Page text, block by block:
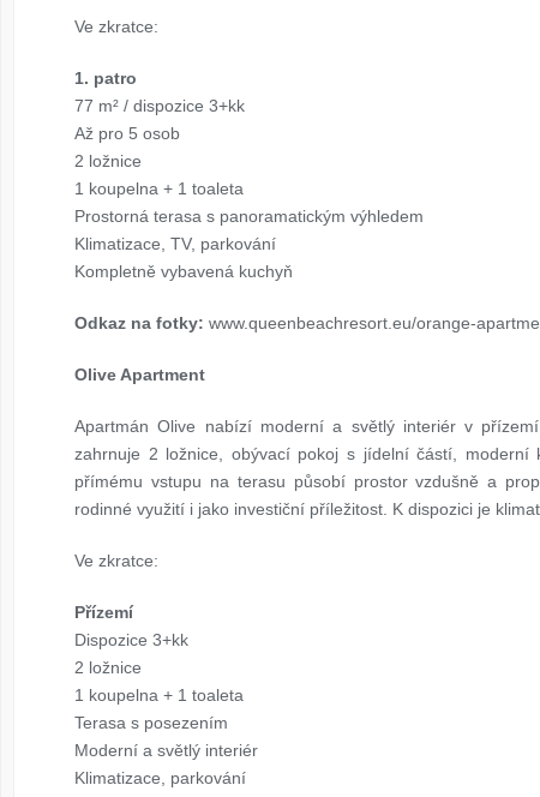
Ve zkratce:
1. patro
77 m² / dispozice 3+kk
Až pro 5 osob
2 ložnice
1 koupelna + 1 toaleta
Prostorná terasa s panoramatickým výhledem
Klimatizace, TV, parkování
Kompletně vybavená kuchyň
Odkaz na fotky: www.queenbeachresort.eu/orange-
Olive Apartment
Apartmán Olive nabízí moderní a světlý interiér v
zahrnuje 2 ložnice, obývací pokoj s jídelní částí,
přímému vstupu na terasu působí prostor vzdušně a
rodinné využití i jako investiční příležitost. K dispozici je
Ve zkratce:
Přízemí
Dispozice 3+kk
2 ložnice
1 koupelna + 1 toaleta
Terasa s posezením
Moderní a světlý interiér
Klimatizace, parkování